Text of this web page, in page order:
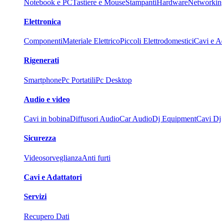
Notebook e PCTastiere e MouseStampantiHardware
Elettronica
ComponentiMateriale ElettricoPiccoli ElettrodomesticiCavi e
Rigenerati
SmartphonePc PortatiliPc Desktop
Audio e video
Cavi in bobinaDiffusori AudioCar AudioDj EquipmentCavi Dj
Sicurezza
VideosorveglianzaAnti furti
Cavi e Adattatori
Servizi
Recupero Dati